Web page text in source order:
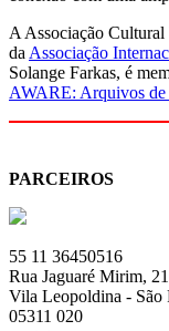
A Associação
da Associação
Solange Farkas, é
AWARE: Arquivos de
PARCEIROS
55 11 36450516
Rua Jaguaré Mirim,
Vila Leopoldina - São
05311 020